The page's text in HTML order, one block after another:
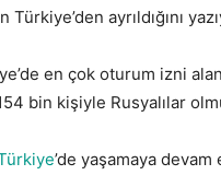
Türkiye’den ayrıldığını
en çok oturum izni
bin kişiyle Rusyalılar
’de yaşamaya devam